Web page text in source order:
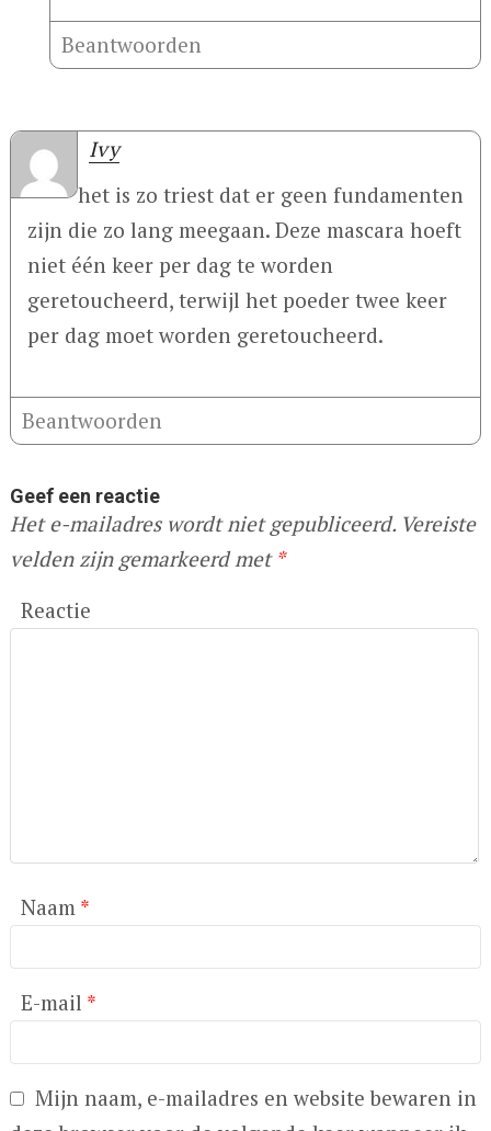
Beantwoorden
Ivy
het is zo triest dat er geen fundamenten
zijn die zo lang meegaan. Deze mascara hoeft
niet één keer per dag te worden
geretoucheerd, terwijl het poeder twee keer
per dag moet worden geretoucheerd.
Beantwoorden
Geef een reactie
Het e-mailadres wordt niet gepubliceerd.Vereiste
velden zijn gemarkeerd met *
Reactie
Naam *
E-mail *
Mijn naam, e-mailadres en website bewaren in